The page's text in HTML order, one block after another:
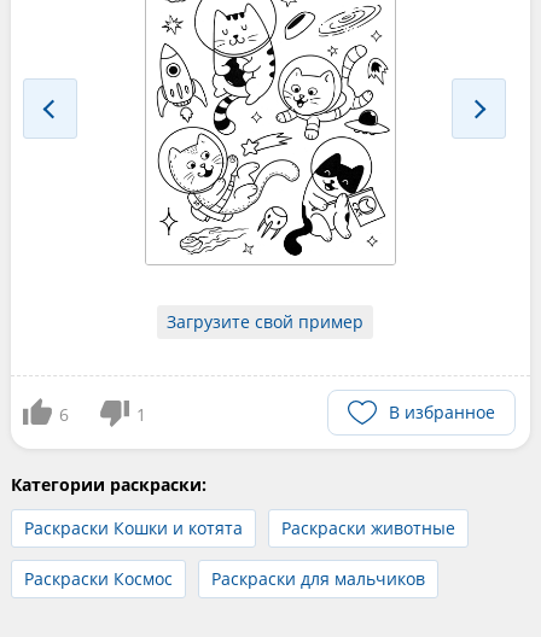
Загрузите свой пример
6 1 В избранное
Категории раскраски:
Раскраски Кошки и котята
Раскраски животные
Раскраски Космос Раскраски для мальчиков